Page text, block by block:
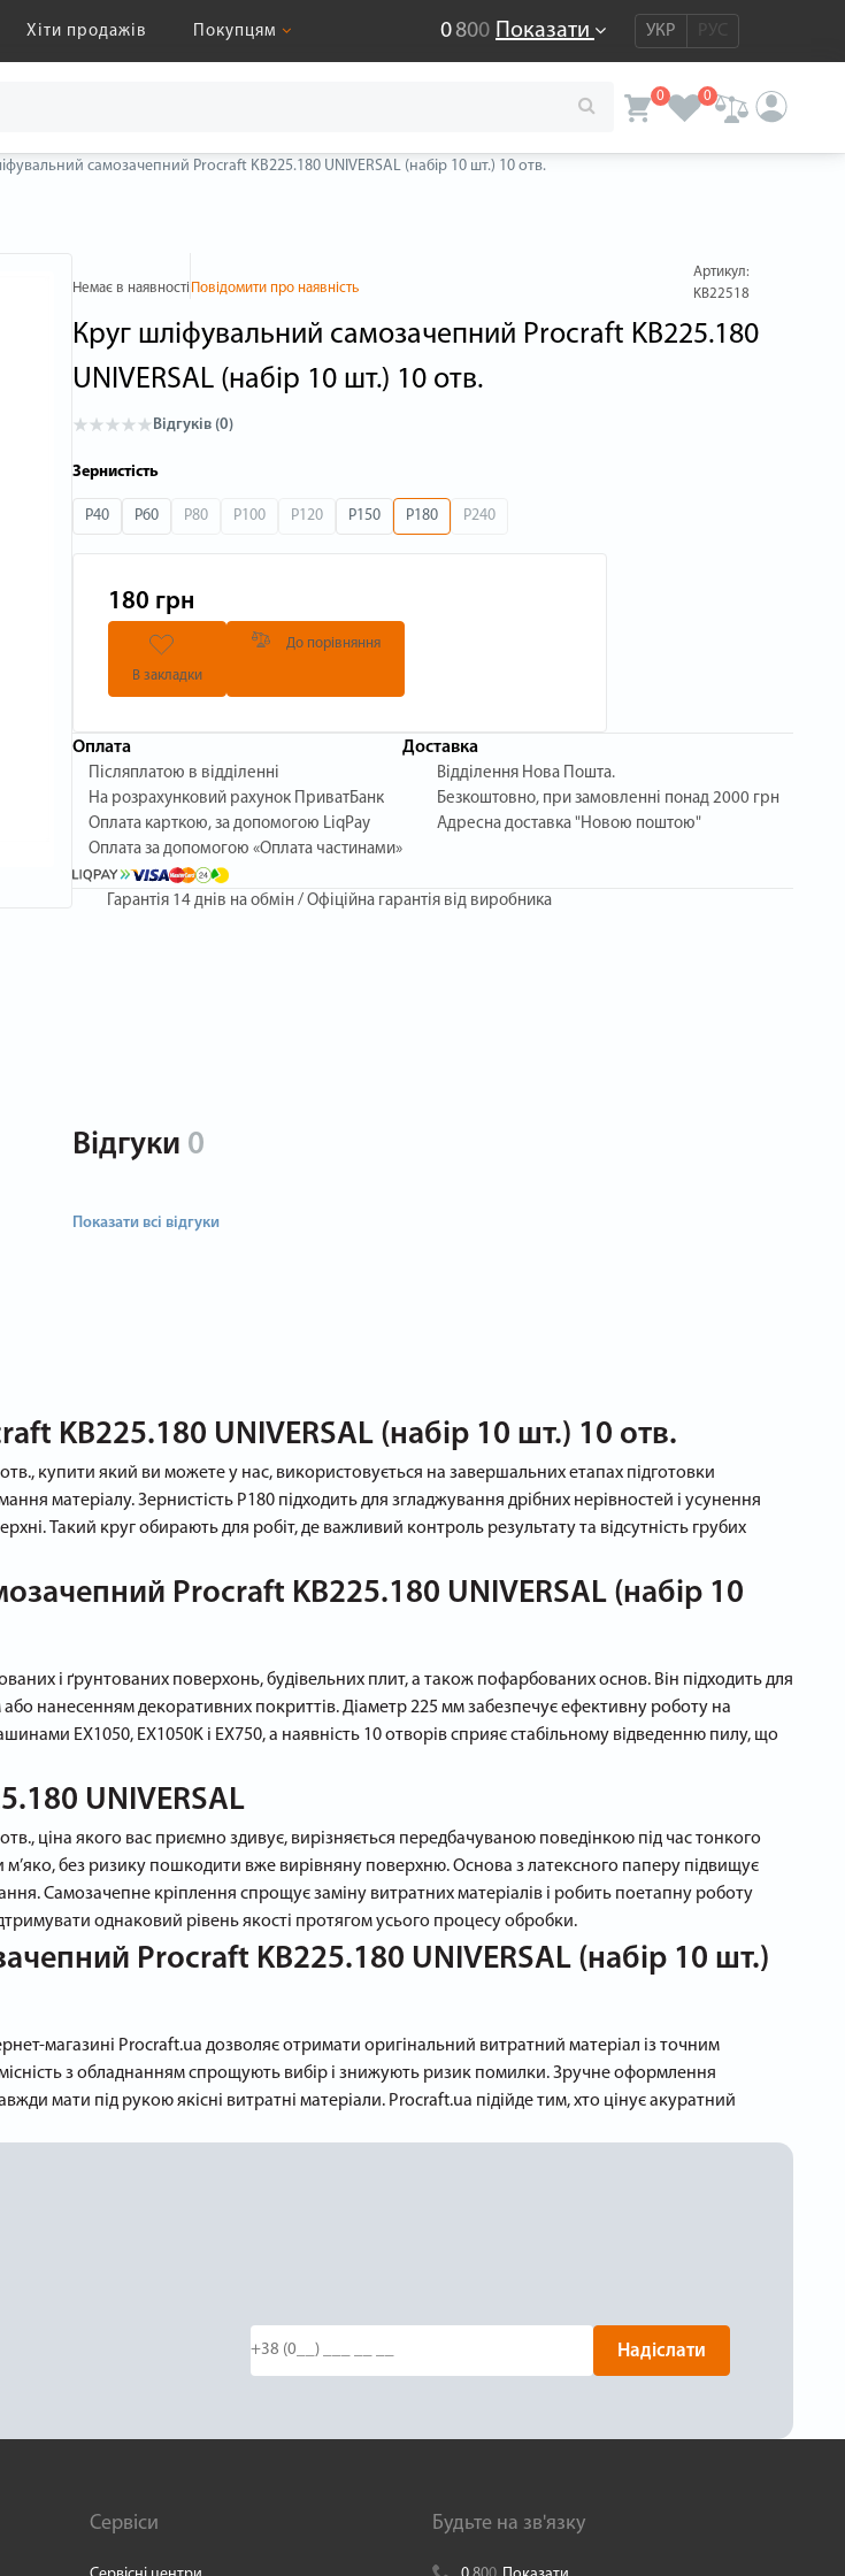
Хіти продажів Покупцям 0800 Показати УКР РУС
0 0
самозачепний Procraft KB225.180 UNIVERSAL (набір 10 шт.) 10 отв.
Немає в наявності Повідомити про наявність
Артикул:
KB22518
Круг шліфувальний самозачепний Procraft KB225.180
UNIVERSAL (набір 10 шт.) 10 отв.
Відгуків (0)
Зернистість
P40 P60 P80 P100 P120 P150 P180 P240
180 грн
В закладки
До порівняння
Оплата
Післяплатою в відділенні
На розрахунковий рахунок ПриватБанк
Оплата карткою, за допомогою LiqPay
Оплата за допомогою «Оплата частинами»
Доставка
Відділення Нова Пошта.
Безкоштовно, при замовленні понад 2000 грн
Адресна доставка "Новою поштою"
Гарантія 14 днів на обмін / Офіційна гарантія від виробника
Відгуки 0
Показати всі відгуки
KB225.180 UNIVERSAL (набір 10 шт.) 10 отв.
купити який ви можете у нас, використовується на завершальних етапах підготовки
матеріалу. Зернистість P180 підходить для згладжування дрібних нерівностей і усунення
Такий круг обирають для робіт, де важливий контроль результату та відсутність грубих
Procraft KB225.180 UNIVERSAL (набір 10
і ґрунтованих поверхонь, будівельних плит, а також пофарбованих основ. Він підходить для
нанесенням декоративних покриттів. Діаметр 225 мм забезпечує ефективну роботу на
EX1050, EX1050K і EX750, а наявність 10 отворів сприяє стабільному відведенню пилу, що
UNIVERSAL
ціна якого вас приємно здивує, вирізняється передбачуваною поведінкою під час тонкого
без ризику пошкодити вже вирівняну поверхню. Основа з латексного паперу підвищує
Самозачепне кріплення спрощує заміну витратних матеріалів і робить поетапну роботу
однаковий рівень якості протягом усього процесу обробки.
Procraft KB225.180 UNIVERSAL (набір 10 шт.)
магазині Procraft.ua дозволяє отримати оригінальний витратний матеріал із точним
з обладнанням спрощують вибір і знижують ризик помилки. Зручне оформлення
мати під рукою якісні витратні матеріали. Procraft.ua підійде тим, хто цінує акуратний
Надіслати
Сервіси Будьте на зв'язку